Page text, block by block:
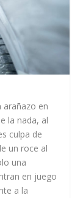
en
la nada, al
culpa de
un roce al
una
en juego
a la